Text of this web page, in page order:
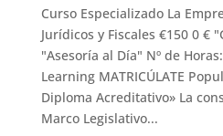
Curso Especializado La
Jurídicos y Fiscales €150 0 €
"Asesoría al Día" Nº de
Learning MATRICÚLATE
Diploma Acreditativo» La
Marco Legislativo...